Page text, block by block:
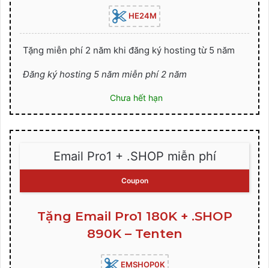
HE24M
Tặng miễn phí 2 năm khi đăng ký hosting từ 5 năm
Đăng ký hosting 5 năm miễn phí 2 năm
Chưa hết hạn
Email Pro1 + .SHOP miễn phí
Coupon
Tặng Email Pro1 180K + .SHOP
890K – Tenten
EMSHOP0K